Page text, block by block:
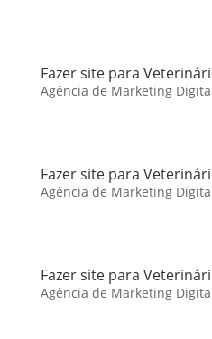
Fazer site para
Agência de Marketing
Fazer site para
Agência de Marketing
Fazer site para
Agência de Marketing